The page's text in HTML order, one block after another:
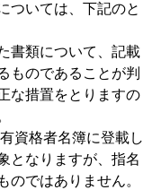
ついては、下記のと
書類について、記載
ものであることが判
な措置をとりますの
資格者名簿に登載し
となりますが、指名
のではありません。